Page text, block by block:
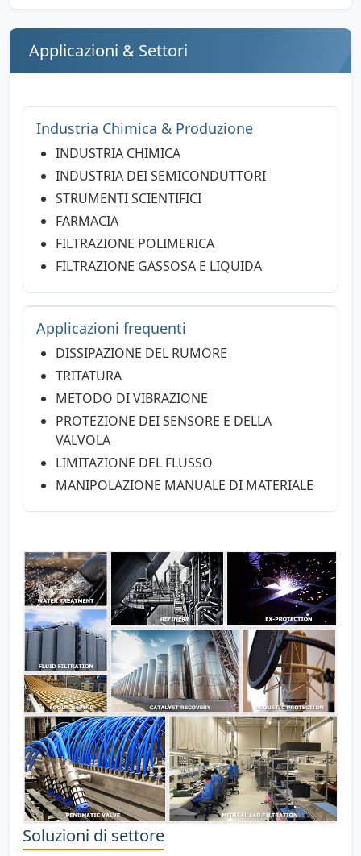
Applicazioni & Settori
Industria Chimica & Produzione
INDUSTRIA CHIMICA
INDUSTRIA DEI SEMICONDUTTORI
STRUMENTI SCIENTIFICI
FARMACIA
FILTRAZIONE POLIMERICA
FILTRAZIONE GASSOSA E LIQUIDA
Applicazioni frequenti
DISSIPAZIONE DEL RUMORE
TRITATURA
METODO DI VIBRAZIONE
PROTEZIONE DEI SENSORE E DELLA
VALVOLA
LIMITAZIONE DEL FLUSSO
MANIPOLAZIONE MANUALE DI MATERIALE
Soluzioni di settore